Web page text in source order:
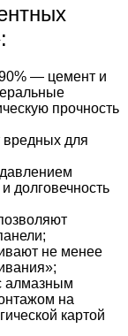
— цемент и
прочность
вредных для
долговечность
не менее
алмазным
на
картой